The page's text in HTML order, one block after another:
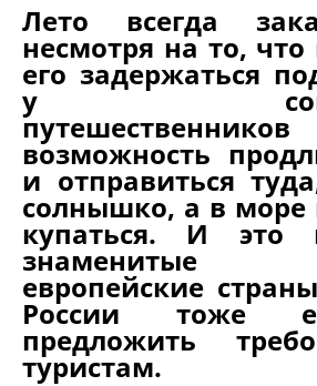
Лето всегда
несмотря на то,
его задержаться
у
возможность
и отправиться
солнышко, а в море
купаться. И это
европейские
России тоже
предложить
туристам.